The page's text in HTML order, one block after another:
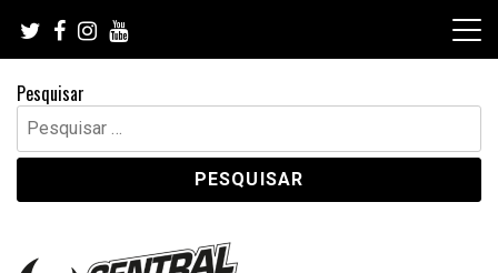
content
Pesquisar
Pesquisar
por: